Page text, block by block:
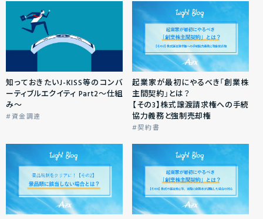
知っておきたいJ-KISS等のコンバ
ーティブルエクイティ Part2～仕組
み～
資金調達
起業家が最初にやるべき「創業株
主間契約」とは？
【その3】株式譲渡請求権への手続
協力義務と強制売却権
契約書